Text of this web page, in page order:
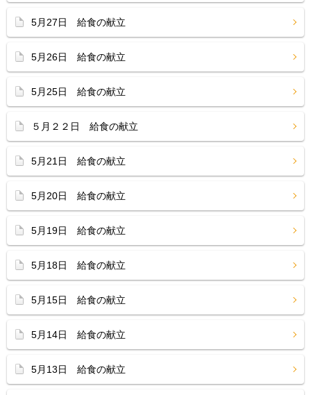
5月27日 給食の献立
5月26日 給食の献立
5月25日 給食の献立
５月２２日 給食の献立
5月21日 給食の献立
5月20日 給食の献立
5月19日 給食の献立
5月18日 給食の献立
5月15日 給食の献立
5月14日 給食の献立
5月13日 給食の献立